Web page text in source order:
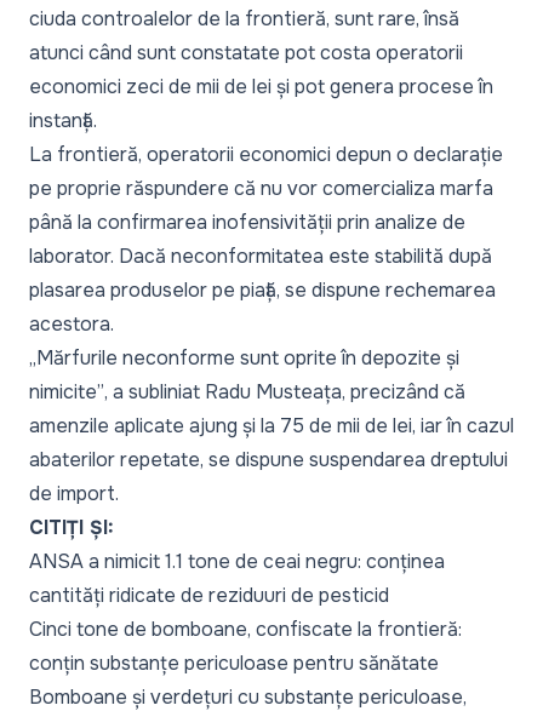
ciuda controalelor de la frontieră, sunt rare, însă
atunci când sunt constatate pot costa operatorii
economici zeci de mii de lei și pot genera procese în
instanță.
La frontieră, operatorii economici depun o declarație
pe proprie răspundere că nu vor comercializa marfa
până la confirmarea inofensivității prin analize de
laborator. Dacă neconformitatea este stabilită după
plasarea produselor pe piață, se dispune rechemarea
acestora.
„Mărfurile neconforme sunt oprite în depozite și
nimicite”, a subliniat Radu Musteața, precizând că
amenzile aplicate ajung și la 75 de mii de lei, iar în cazul
abaterilor repetate, se dispune suspendarea dreptului
de import.
CITIȚI ȘI:
ANSA a nimicit 1.1 tone de ceai negru: conținea
cantități ridicate de reziduuri de pesticid
Cinci tone de bomboane, confiscate la frontieră:
conțin substanțe periculoase pentru sănătate
Bomboane și verdețuri cu substanțe periculoase,